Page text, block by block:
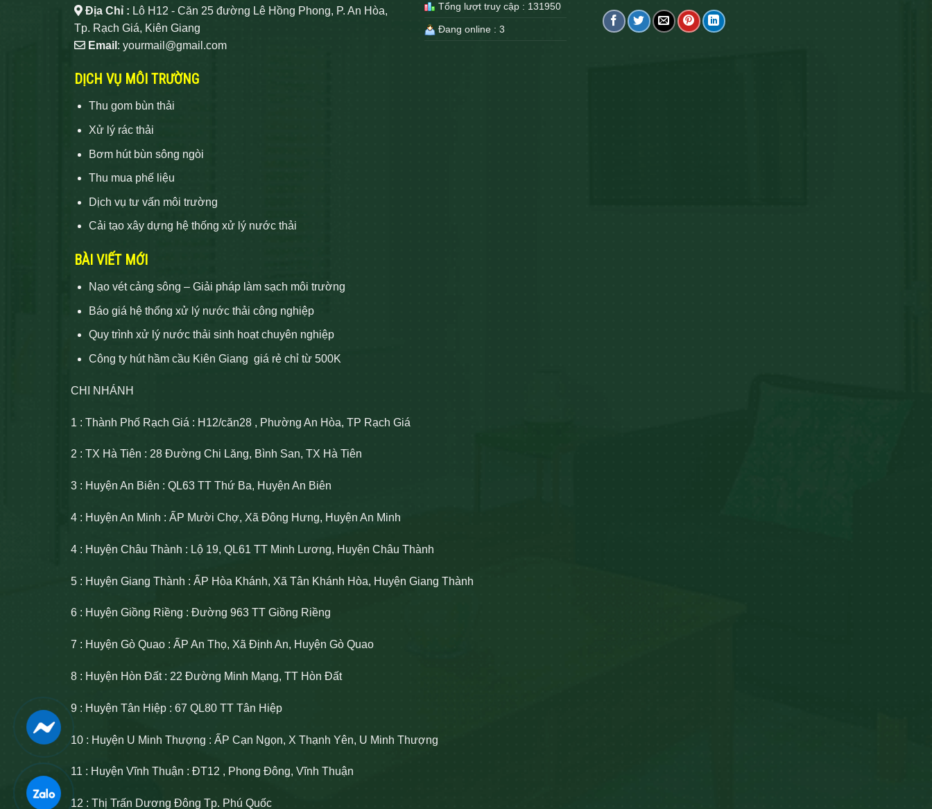
Địa Chỉ : Lô H12 - Căn 25 đường Lê Hồng Phong, P. An Hòa,
Tp. Rạch Giá, Kiên Giang
Email : yourmail@gmail.com
DỊCH VỤ MÔI TRƯỜNG
Thu gom bùn thải
Xử lý rác thải
Bơm hút bùn sông ngòi
Thu mua phế liệu
Dịch vụ tư vấn môi trường
Cải tạo xây dựng hệ thống xử lý nước thải
BÀI VIẾT MỚI
Nạo vét cảng sông – Giải pháp làm sạch môi trường
Báo giá hệ thống xử lý nước thải công nghiệp
Quy trình xử lý nước thải sinh hoạt chuyên nghiệp
Công ty hút hầm cầu Kiên Giang giá rẻ chỉ từ 500K
Tổng lượt truy cập : 131950
Đang online : 3
CHI NHÁNH
1 : Thành Phố Rạch Giá : H12/căn28 , Phường An Hòa, TP Rạch Giá
2 : TX Hà Tiên : 28 Đường Chi Lăng, Bình San, TX Hà Tiên
3 : Huyện An Biên : QL63 TT Thứ Ba, Huyện An Biên
4 : Huyện An Minh : ẤP Mười Chợ, Xã Đông Hưng, Huyện An Minh
4 : Huyện Châu Thành : Lộ 19, QL61 TT Minh Lương, Huyện Châu Thành
5 : Huyện Giang Thành : ẤP Hòa Khánh, Xã Tân Khánh Hòa, Huyện Giang Thành
6 : Huyện Giồng Riềng : Đường 963 TT Giồng Riềng
7 : Huyện Gò Quao : ẤP An Thọ, Xã Định An, Huyện Gò Quao
8 : Huyện Hòn Đất : 22 Đường Minh Mạng, TT Hòn Đất
9 : Huyện Tân Hiệp : 67 QL80 TT Tân Hiệp
10 : Huyện U Minh Thượng : ẤP Cạn Ngọn, X Thạnh Yên, U Minh Thượng
11 : Huyện Vĩnh Thuận : ĐT12 , Phong Đông, Vĩnh Thuận
12 : Thị Trấn Dương Đông Tp. Phú Quốc